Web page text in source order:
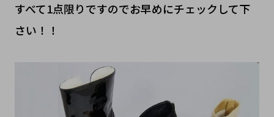
すべて1点限りですのでお早めにチェックして下
さい！！